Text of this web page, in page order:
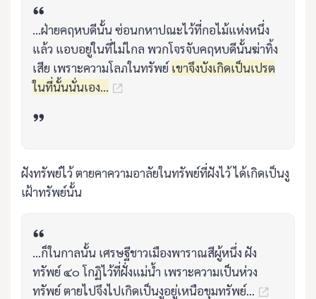
...ฝ่ายคฤหบดีนั้น ซ่อนกหาปณะไว้ที่กอไม้แห่งหนึ่ง
แล้ว แอบอยู่ในที่ไม่ไกล พวกโจรจับคฤหบดีนั้นฆ่าทิ้ง
เสีย เพราะความโลภในทรัพย์ เขาจึงบังเกิดเป็นเปรต
ในที่นั้นนั่นเอง...
ฝังทรัพย์ไว้ ตายคาความอาลัยในทรัพย์ที่ฝังไว้ ได้เกิดเป็นงู
เฝ้าทรัพย์นั้น
...ก็ในกาลนั้น เศรษฐีชาวเมืองพาราณสีผู้หนึ่ง ฝัง
ทรัพย์ ๔๐ โกฏิไว้ที่ฝั่งแม่น้ำ เพราะความเป็นห่วง
ทรัพย์ ตายไปจึงไปเกิดเป็นงูอยู่เหนือขุมทรัพย์...